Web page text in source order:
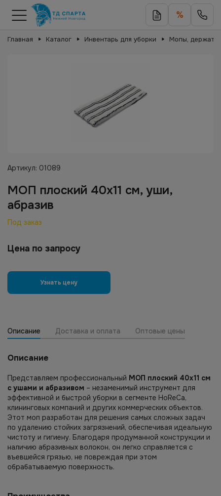
%
Главная Каталог Инвентарь для уборки Мопы,
Артикул: 01089
МОП плоский 40х11 см, уши,
абразив
Под заказ
Цена по запросу
Узнать цену
Описание Доставка и оплата Оптовые цены
Описание
Представляем профессиональный МОП плоский 40х11 см
с ушами и абразивом – незаменимый инструмент для
эффективной и быстрой уборки в сегменте HoReCa,
клининговых компаний и других коммерческих объектов.
Этот моп разработан для решения самых сложных задач
по удалению стойких загрязнений, обеспечивая идеальную
чистоту и гигиену. Благодаря продуманной конструкции и
наличию абразивных волокон, он легко справляется с
въевшейся грязью, не повреждая при этом
обрабатываемую поверхность.